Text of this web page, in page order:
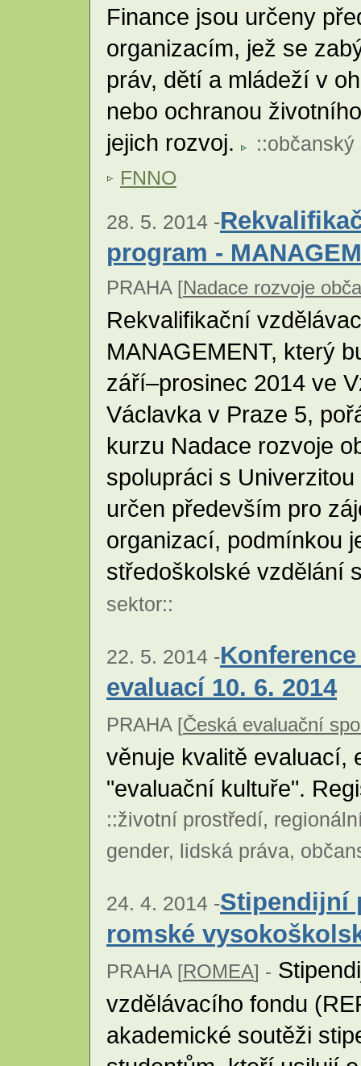
Finance jsou určeny
organizacím, jež se
práv, dětí a mládeží v
nebo ochranou
jejich rozvoj.
::občanský
FNNO
28. 5. 2014 -
program -
PRAHA [Nadace rozvoje
Rekvalifikační
MANAGEMENT, který
září–prosinec 2014 ve
Václavka v Praze 5,
kurzu Nadace rozvoje
spolupráci s
určen především pro
organizací, podmínkou
středoškolské vzdělání
sektor::
22. 5. 2014 -
evaluací 10. 6. 2014
PRAHA [Česká evaluační
věnuje kvalitě evaluací,
"evaluační kultuře".
::životní prostředí,
gender, lidská práva,
24. 4. 2014 -Stipendijní
romské
PRAHA [ROMEA] -
vzdělávacího fondu
akademické soutěži